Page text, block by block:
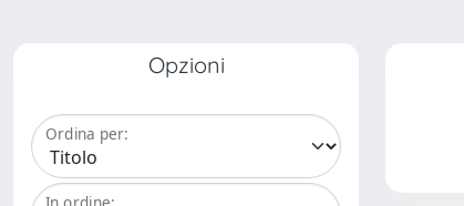
Opzioni
Ordina per: